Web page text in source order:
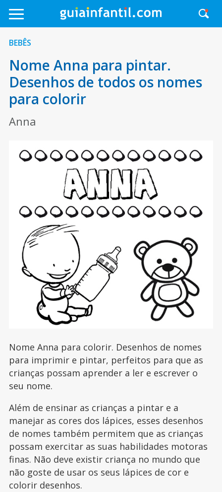
BEBÊS
Nome Anna para pintar.
Desenhos de todos os nomes
para colorir
Anna
Nome Anna para colorir. Desenhos de nomes
para imprimir e pintar, perfeitos para que as
crianças possam aprender a ler e escrever o
seu nome.
Além de ensinar as crianças a pintar e a
manejar as cores dos lápices, esses desenhos
de nomes também permitem que as crianças
possam exercitar as suas habilidades motoras
finas. Não deve existir criança no mundo que
não goste de usar os seus lápices de cor e
colorir desenhos.